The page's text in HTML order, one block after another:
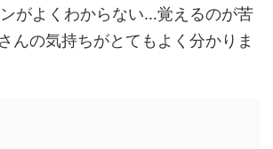
がよくわからない…覚えるのが苦
んの気持ちがとてもよく分かりま